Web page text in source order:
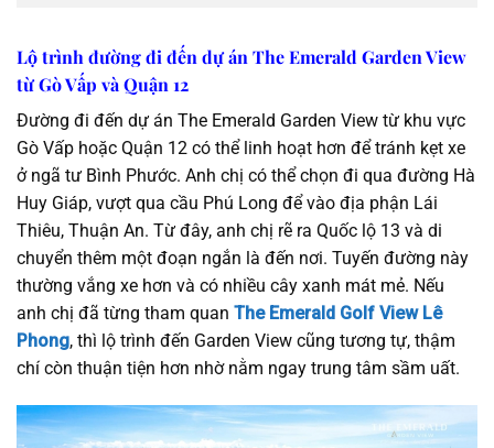
Lộ trình đường đi đến dự án The Emerald Garden View
từ Gò Vấp và Quận 12
Đường đi đến dự án The Emerald Garden View từ khu vực
Gò Vấp hoặc Quận 12 có thể linh hoạt hơn để tránh kẹt xe
ở ngã tư Bình Phước. Anh chị có thể chọn đi qua đường Hà
Huy Giáp, vượt qua cầu Phú Long để vào địa phận Lái
Thiêu, Thuận An. Từ đây, anh chị rẽ ra Quốc lộ 13 và di
chuyển thêm một đoạn ngắn là đến nơi. Tuyến đường này
thường vắng xe hơn và có nhiều cây xanh mát mẻ. Nếu
anh chị đã từng tham quan The Emerald Golf View Lê
Phong, thì lộ trình đến Garden View cũng tương tự, thậm
chí còn thuận tiện hơn nhờ nằm ngay trung tâm sầm uất.